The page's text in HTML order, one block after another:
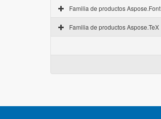
Familia de productos Aspose.Font
Familia de productos Aspose.TeX